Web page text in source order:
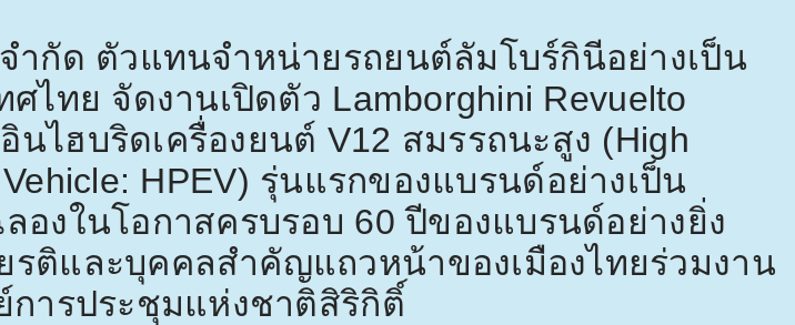
ำกัด ตัวแทนจำหน่ายรถยนต์ลัมโบร์กินีอย่างเป็น
ศไทย จัดงานเปิดตัว Lamborghini Revuelto
นไฮบริดเครื่องยนต์ V12 สมรรถนะสูง (High
HPEV) รุ่นแรกของแบรนด์อย่างเป็น
องในโอกาสครบรอบ 60 ปีของแบรนด์อย่างยิ่ง
ติและบุคคลสำคัญแถวหน้าของเมืองไทยร่วมงาน
ารประชุมแห่งชาติสิริกิติ์